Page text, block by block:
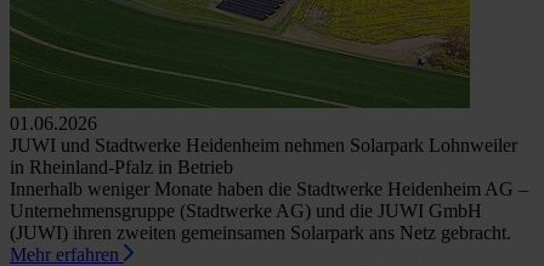
01.06.2026
JUWI und Stadtwerke Heidenheim nehmen Solarpark Lohnweiler
in Rheinland-Pfalz in Betrieb
Innerhalb weniger Monate haben die Stadtwerke Heidenheim AG –
Unternehmensgruppe (Stadtwerke AG) und die JUWI GmbH
(JUWI) ihren zweiten gemeinsamen Solarpark ans Netz gebracht.
Mehr erfahren